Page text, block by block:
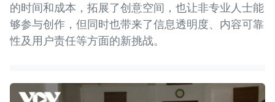
的时间和成本，拓展了创意空间，也让非专业人士能
够参与创作，但同时也带来了信息透明度、内容可靠
性及用户责任等方面的新挑战。